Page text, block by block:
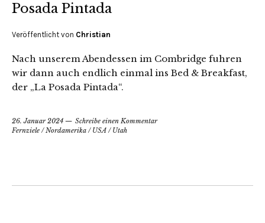
Posada Pintada
Veröffentlicht von Christian
Nach unserem Abendessen im Combridge fuhren
wir dann auch endlich einmal ins Bed & Breakfast,
der „La Posada Pintada“.
26. Januar 2024
Schreibe einen Kommentar
Fernziele /Nordamerika / USA / Utah